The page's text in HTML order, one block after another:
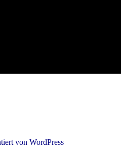
von WordPress